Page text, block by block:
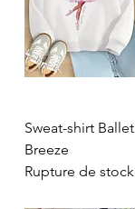
Sweat-shirt Ballet
Breeze
Rupture de stock